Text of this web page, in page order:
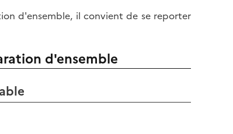
d'ensemble, il convient de se reporter
d'ensemble